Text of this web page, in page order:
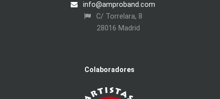
info@amproband.com
C/ Torrelara, 8
28016 Madrid
Colaboradores